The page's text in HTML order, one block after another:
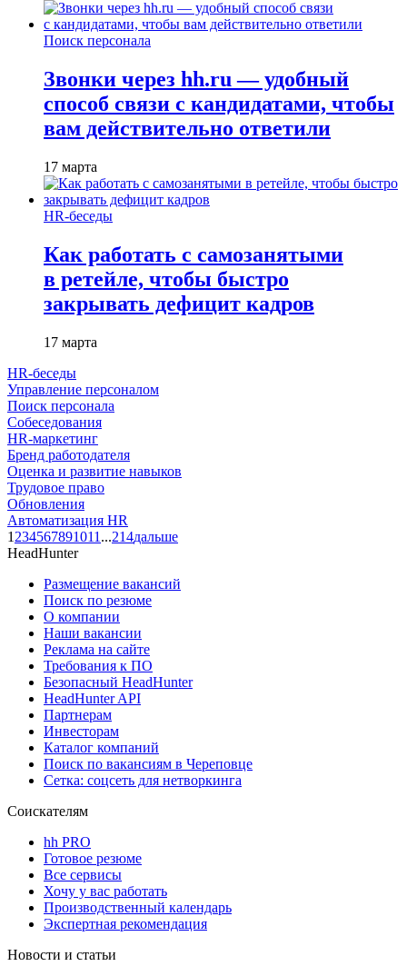
Поиск персонала
Звонки через hh.ru — удобный
способ связи с кандидатами, чтобы
вам действительно ответили
17 марта
HR-беседы
Как работать с самозанятыми
в ретейле, чтобы быстро
закрывать дефицит кадров
17 марта
HR-беседы
Управление персоналом
Поиск персонала
Собеседования
HR-маркетинг
Бренд работодателя
Оценка и развитие навыков
Трудовое право
Обновления
Автоматизация HR
1 234567891011 ...214дальше
HeadHunter
Размещение вакансий
Поиск по резюме
О компании
Наши вакансии
Реклама на сайте
Требования к ПО
Безопасный HeadHunter
HeadHunter API
Партнерам
Инвесторам
Каталог компаний
Поиск по вакансиям в Череповце
Сетка: соцсеть для нетворкинга
Соискателям
hh PRO
Готовое резюме
Все сервисы
Хочу у вас работать
Производственный календарь
Экспертная рекомендация
Новости и статьи